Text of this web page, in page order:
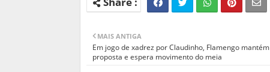
MAIS ANTIGA
Em jogo de xadrez por Claudinho, Flamengo mantém
proposta e espera movimento do meia